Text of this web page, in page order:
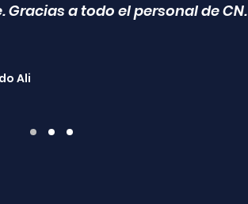
a todo el personal de
Ali